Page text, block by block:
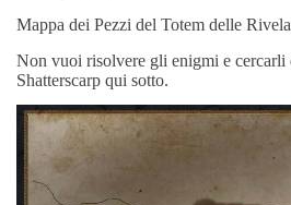
Mappa dei Pezzi del Totem delle
Non vuoi risolvere gli enigmi e cercarli
Shatterscarp qui sotto.